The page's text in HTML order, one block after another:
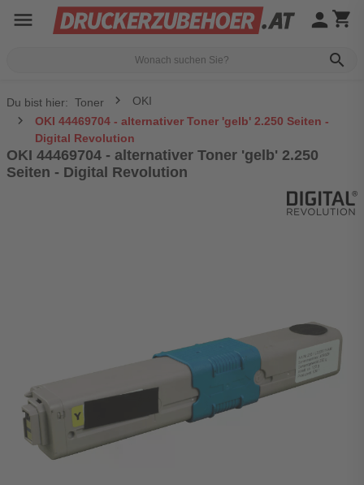
menu
search
person shopping_cart
Du bist hier: Toner
OKI
OKI 44469704 - alternativer Toner 'gelb' 2.250 Seiten -
Digital Revolution
OKI 44469704 - alternativer Toner 'gelb' 2.250
Seiten - Digital Revolution